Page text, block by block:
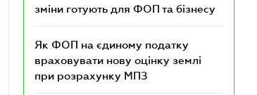
зміни готують для ФОП та бізнесу
Як ФОП на єдиному податку
враховувати нову оцінку землі
при розрахунку МПЗ